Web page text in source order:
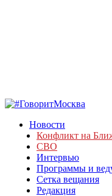
Новости
Конфликт на
СВО
Интервью
Программы и
Сетка вещания
Редакция